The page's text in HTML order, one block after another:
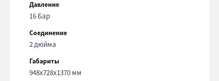
Давление
16 Бар
Соединение
2 дюйма
Габариты
948x728x1370 мм